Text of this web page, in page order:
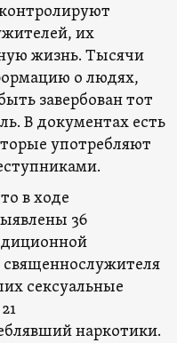
их
жизнь. Тысячи
о людях,
завербован тот
В документах есть
употребляют
в ходе
36
священнослужителя
сексуальные
наркотики.